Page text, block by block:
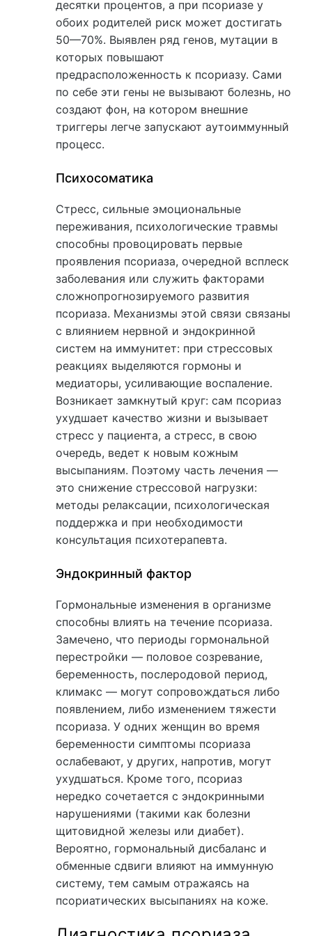
десятки процентов, а при псориазе у
обоих родителей риск может достигать
50—70%. Выявлен ряд генов, мутации в
которых повышают
предрасположенность к псориазу. Сами
по себе эти гены не вызывают болезнь, но
создают фон, на котором внешние
триггеры легче запускают аутоиммунный
процесс.
Психосоматика
Стресс, сильные эмоциональные
переживания, психологические травмы
способны провоцировать первые
проявления псориаза, очередной всплеск
заболевания или служить факторами
сложнопрогнозируемого развития
псориаза. Механизмы этой связи связаны
с влиянием нервной и эндокринной
систем на иммунитет: при стрессовых
реакциях выделяются гормоны и
медиаторы, усиливающие воспаление.
Возникает замкнутый круг: сам псориаз
ухудшает качество жизни и вызывает
стресс у пациента, а стресс, в свою
очередь, ведет к новым кожным
высыпаниям. Поэтому часть лечения —
это снижение стрессовой нагрузки:
методы релаксации, психологическая
поддержка и при необходимости
консультация психотерапевта.
Эндокринный фактор
Гормональные изменения в организме
способны влиять на течение псориаза.
Замечено, что периоды гормональной
перестройки — половое созревание,
беременность, послеродовой период,
климакс — могут сопровождаться либо
появлением, либо изменением тяжести
псориаза. У одних женщин во время
беременности симптомы псориаза
ослабевают, у других, напротив, могут
ухудшаться. Кроме того, псориаз
нередко сочетается с эндокринными
нарушениями (такими как болезни
щитовидной железы или диабет).
Вероятно, гормональный дисбаланс и
обменные сдвиги влияют на иммунную
систему, тем самым отражаясь на
псориатических высыпаниях на коже.